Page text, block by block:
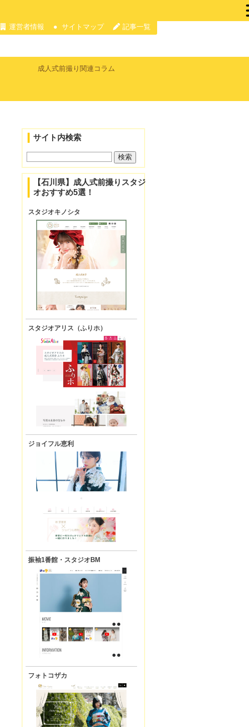
運営者情報 サイトマップ 記事一覧
成人式前撮り関連コラム
サイト内検索
【石川県】成人式前撮りスタジ
オおすすめ5選！
スタジオキノシタ
スタジオアリス（ふりホ）
ジョイフル恵利
振袖1番館・スタジオBM
フォトコザカ